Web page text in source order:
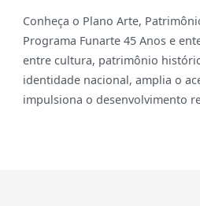
Conheça o Plano Arte,
Programa Funarte 45 Anos e
entre cultura, patrimônio
identidade nacional, amplia o
impulsiona o desenvolvimento